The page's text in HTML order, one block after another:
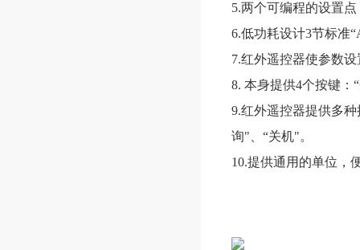
5.两个可编程的设置
6.低功耗设计3节标准
7.红外遥控器使参数
8. 本身提供4个按键：
9.红外遥控器提供多
询"、“关机"。
10.提供通用的单位，